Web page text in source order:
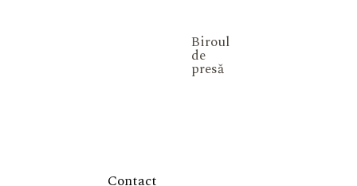
Biroul
de
presă
Contact